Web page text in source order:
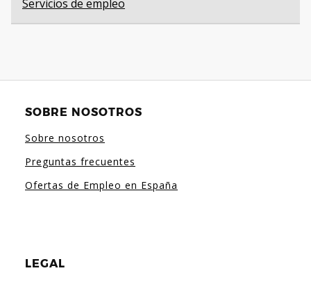
Servicios de empleo
SOBRE NOSOTROS
Sobre nosotros
Preguntas frecuentes
Ofertas de Empleo en España
LEGAL